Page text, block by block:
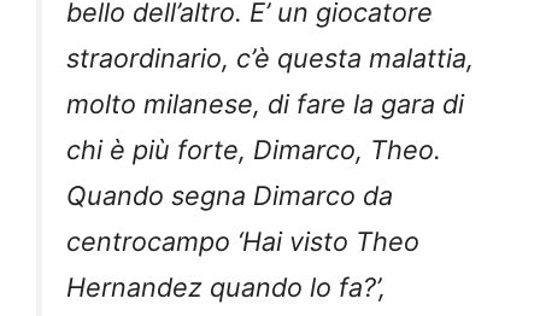
bello dell’altro. E’ un giocatore
straordinario, c’è questa malattia,
molto milanese, di fare la gara di
chi è più forte, Dimarco, Theo.
Quando segna Dimarco da
centrocampo ‘Hai visto Theo
Hernandez quando lo fa?’,